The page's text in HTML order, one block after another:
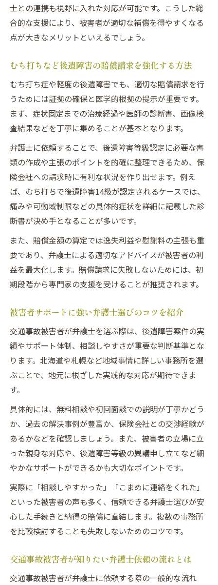
士との連携も視野に入れた対応が可能です。こうした総
合的な支援により、被害者が適切な補償を得やすくなる
点が大きなメリットといえるでしょう。
むち打ちなど後遺障害の賠償請求を強化する方法
むち打ち症や軽度の後遺障害でも、適切な賠償請求を行
うためには証拠の確保と医学的根拠の提示が重要です。
まず、症状固定までの治療経過や医師の診断書、画像検
査結果などを丁寧に集めることが基本となります。
弁護士に依頼することで、後遺障害等級認定に必要な書
類の作成や主張のポイントを的確に整理できるため、保
険会社への請求時に有利な状況を作り出せます。例え
ば、むち打ちで後遺障害14級が認定されるケースでは、
痛みや可動域制限などの具体的症状を詳細に記載した診
断書が決め手となることが多いです。
また、賠償金額の算定では逸失利益や慰謝料の主張も重
要であり、弁護士による適切なアドバイスが被害者の利
益を最大化します。賠償請求に失敗しないためには、初
期段階から専門家の支援を受けることが推奨されます。
被害者サポートに強い弁護士選びのコツを紹介
交通事故被害者が弁護士を選ぶ際は、後遺障害案件の実
績やサポート体制、相談しやすさが重要な判断基準とな
ります。北海道や札幌など地域事情に詳しい事務所を選
ぶことで、地元に根ざした実践的な対応が期待できま
す。
具体的には、無料相談や初回面談での説明が丁寧かどう
か、過去の解決事例が豊富か、保険会社との交渉経験が
あるかなどを確認しましょう。また、被害者の立場に立
った親身な対応や、後遺障害等級の異議申し立てなど細
やかなサポートができるかも大切なポイントです。
実際に「相談しやすかった」「こまめに連絡をくれた」
といった被害者の声も多く、信頼できる弁護士選びが安
心した手続きと納得の賠償に直結します。複数の事務所
を比較検討することも失敗しないためのコツです。
交通事故被害者が知りたい弁護士依頼の流れとは
交通事故被害者が弁護士に依頼する際の一般的な流れ